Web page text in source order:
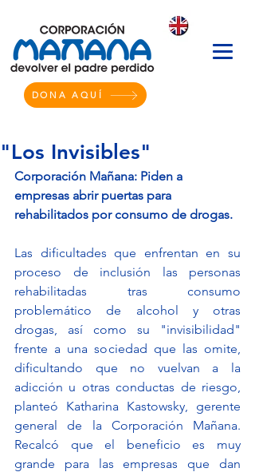
DONA AQUÍ
"Los Invisibles"
Corporación Mañana: Piden a
empresas abrir puertas para
rehabilitados por consumo de drogas.
Las dificultades que enfrentan en su
proceso de inclusión las personas
rehabilitadas tras consumo
problemático de alcohol y otras
drogas, así como su "invisibilidad"
frente a una sociedad que las omite,
dificultando que no vuelvan a la
adicción u otras conductas de riesgo,
planteó Katharina Kastowsky, gerente
general de la Corporación Mañana.
Recalcó que el beneficio es muy
grande para las empresas que dan